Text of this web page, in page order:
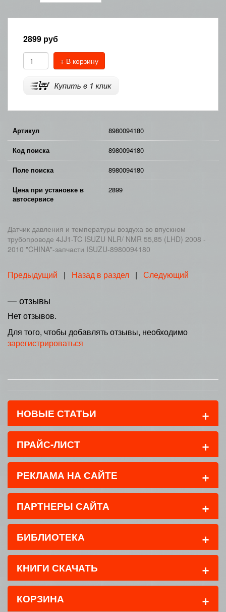
2899 руб
+ В корзину
Артикул 8980094180
Код поиска 8980094180
Поле поиска 8980094180
Цена при установке в
автосервисе
2899
Датчик давления и температуры воздуха во впускном
трубопроводе 4JJ1-TC ISUZU NLR/ NMR 55,85 (LHD) 2008 -
2010 "CHINA"-запчасти ISUZU-8980094180
Предыдущий | Назад в раздел | Следующий
— отзывы
Нет отзывов.
Для того, чтобы добавлять отзывы, необходимо
зарегистрироваться
НОВЫЕ СТАТЬИ +
ПРАЙС-ЛИСТ +
РЕКЛАМА НА САЙТЕ +
ПАРТНЕРЫ САЙТА +
БИБЛИОТЕКА +
КНИГИ СКАЧАТЬ +
КОРЗИНА +